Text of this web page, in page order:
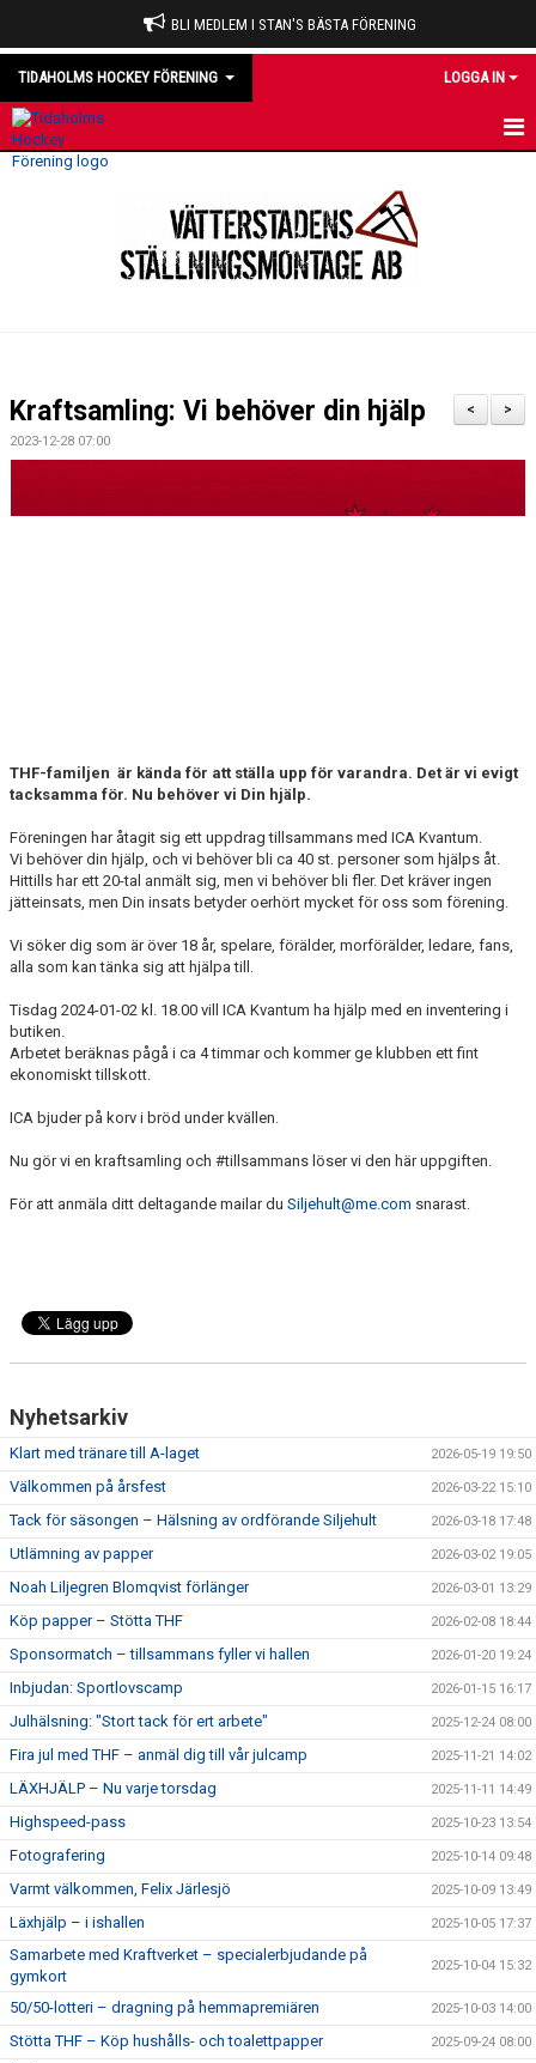
BLI MEDLEM I STAN'S BÄSTA FÖRENING
TIDAHOLMS HOCKEY FÖRENING LOGGA IN
MATCHER
TRISSBOLAGET
DOKUMENT
ALLMÄNHETENS ÅKNING
FÖRSÄKRING
>
<
Kraftsamling: Vi behöver din hjälp
2023-12-28 07:00
THF-familjen är kända för att ställa upp för varandra. Det är vi evigt
tacksamma för. Nu behöver vi Din hjälp.
Föreningen har åtagit sig ett uppdrag tillsammans med ICA Kvantum.
Vi behöver din hjälp, och vi behöver bli ca 40 st. personer som hjälps åt.
Hittills har ett 20-tal anmält sig, men vi behöver bli fler. Det kräver ingen
jätteinsats, men Din insats betyder oerhört mycket för oss som förening.
Vi söker dig som är över 18 år, spelare, förälder, morförälder, ledare, fans,
alla som kan tänka sig att hjälpa till.
Tisdag 2024-01-02 kl. 18.00 vill ICA Kvantum ha hjälp med en inventering i
butiken.
Arbetet beräknas pågå i ca 4 timmar och kommer ge klubben ett fint
ekonomiskt tillskott.
ICA bjuder på korv i bröd under kvällen.
Nu gör vi en kraftsamling och #tillsammans löser vi den här uppgiften.
För att anmäla ditt deltagande mailar du Siljehult@me.com snarast.
Nyhetsarkiv
Klart med tränare till A-laget 2026-05-19 19:50
Välkommen på årsfest 2026-03-22 15:10
Tack för säsongen – Hälsning av ordförande Siljehult 2026-03-18 17:48
Utlämning av papper 2026-03-02 19:05
Noah Liljegren Blomqvist förlänger 2026-03-01 13:29
Köp papper – Stötta THF 2026-02-08 18:44
Sponsormatch – tillsammans fyller vi hallen 2026-01-20 19:24
Inbjudan: Sportlovscamp 2026-01-15 16:17
Julhälsning: "Stort tack för ert arbete" 2025-12-24 08:00
Fira jul med THF – anmäl dig till vår julcamp 2025-11-21 14:02
LÄXHJÄLP – Nu varje torsdag 2025-11-11 14:49
Highspeed-pass 2025-10-23 13:54
Fotografering 2025-10-14 09:48
Varmt välkommen, Felix Järlesjö 2025-10-09 13:49
Läxhjälp – i ishallen 2025-10-05 17:37
Samarbete med Kraftverket – specialerbjudande på
gymkort
2025-10-04 15:32
50/50-lotteri – dragning på hemmapremiären 2025-10-03 14:00
Stötta THF – Köp hushålls- och toalettpapper 2025-09-24 08:00